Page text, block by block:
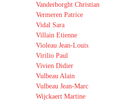
Vanderborght Christian
Vermeren Patrice
Vidal Sara
Villain Etienne
Violeau Jean-Louis
Virilio Paul
Vivien Didier
Vulbeau Alain
Vulbeau Jean-Marc
Wijckaert Martine